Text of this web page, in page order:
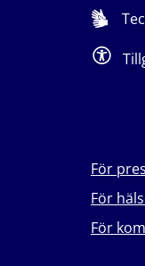
För
För
För